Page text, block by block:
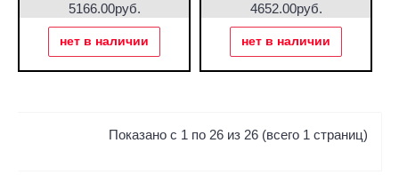
5166.00руб.
нет в наличии
4652.00руб.
нет в наличии
Показано с 1 по 26 из 26 (всего 1 страниц)